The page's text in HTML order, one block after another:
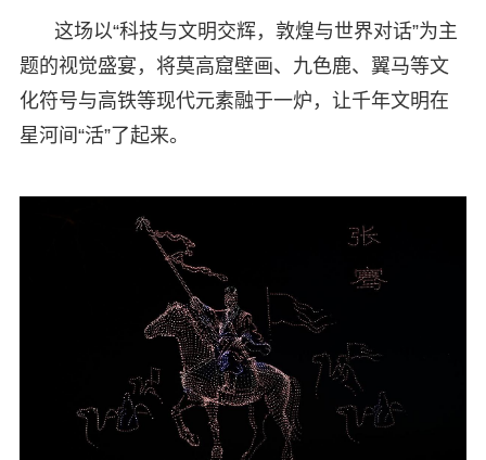
这场以“科技与文明交辉，敦煌与世界对话”为主
题的视觉盛宴，将莫高窟壁画、九色鹿、翼马等文
化符号与高铁等现代元素融于一炉，让千年文明在
星河间“活”了起来。